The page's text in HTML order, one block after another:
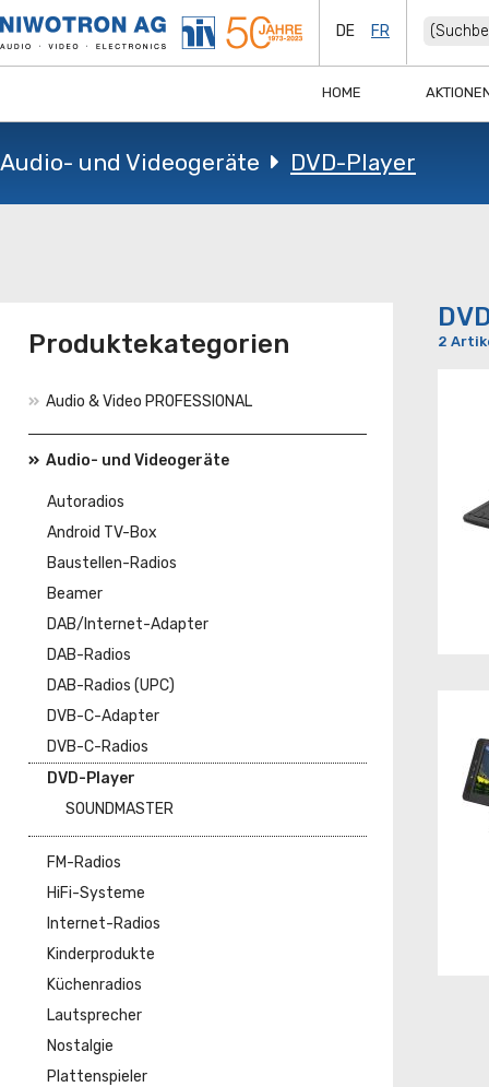
DE FR
HOME
Audio- und Videogeräte DVD-Player
Produktekategorien
Audio & Video PROFESSIONAL
Audio- und Videogeräte
Autoradios
Android TV-Box
Baustellen-Radios
Beamer
DAB/Internet-Adapter
DAB-Radios
DAB-Radios (UPC)
DVB-C-Adapter
DVB-C-Radios
DVD-Player
SOUNDMASTER
FM-Radios
HiFi-Systeme
Internet-Radios
Kinderprodukte
Küchenradios
Lautsprecher
Nostalgie
Plattenspieler
2